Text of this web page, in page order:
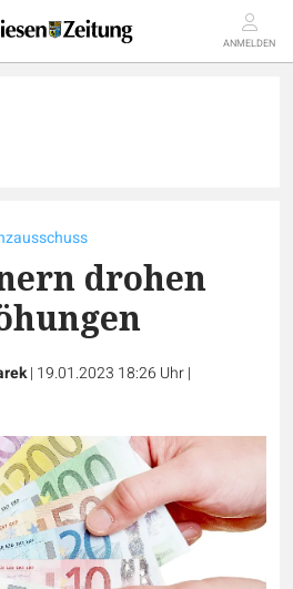
ANMELDEN
drohen
| 19.01.2023 18:26 Uhr|